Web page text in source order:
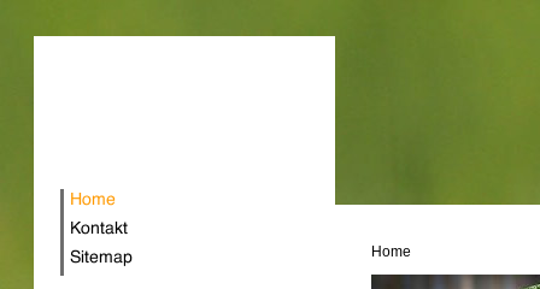
Home